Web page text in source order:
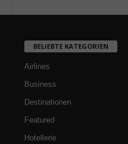
BELIEBTE KATEGORIEN
Airlines
Business
Destinationen
Featured
Hotellerie